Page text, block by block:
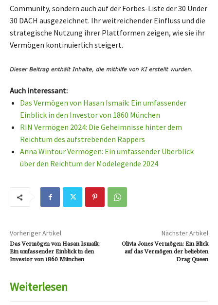
Community, sondern auch auf der Forbes-Liste der 30 Under
30 DACH ausgezeichnet. Ihr weitreichender Einfluss und die
strategische Nutzung ihrer Plattformen zeigen, wie sie ihr
Vermögen kontinuierlich steigert.
Auch interessant:
Das Vermögen von Hasan Ismaik: Ein umfassender
Einblick in den Investor von 1860 München
RIN Vermögen 2024: Die Geheimnisse hinter dem
Reichtum des aufstrebenden Rappers
Anna Wintour Vermögen: Ein umfassender Überblick
über den Reichtum der Modelegende 2024
Vorheriger Artikel
Das Vermögen von Hasan Ismaik:
Ein umfassender Einblick in den
Investor von 1860 München
Nächster Artikel
Olivia Jones Vermögen: Ein Blick
auf das Vermögen der beliebten
Drag Queen
Weiterlesen